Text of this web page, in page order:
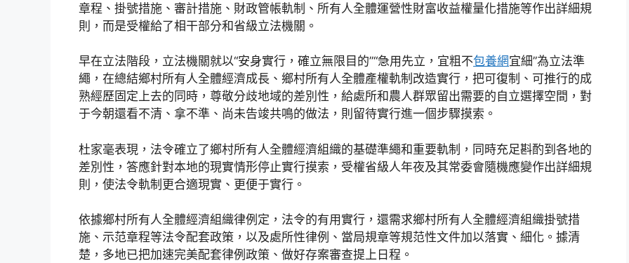
章程、掛號措施、審計措施、財政管帳軌制、所有人全體運營性財富收益權量化措施等作出詳細規
則，而是受權給了相干部分和省級立法機關。
早在立法階段，立法機關就以“安身實行，確立無限目的”“急用先立，宜粗不包養網宜細”為立法準
繩，在總結鄉村所有人全體經濟成長、鄉村所有人全體產權軌制改造實行，把可復制、可推行的成
熟經歷固定上去的同時，尊敬分歧地域的差別性，給處所和農人群眾留出需要的自立選擇空間，對
于今朝還看不清、拿不準、尚未告竣共鳴的做法，則留待實行進一個步驟摸索。
杜家毫表現，法令確立了鄉村所有人全體經濟組織的基礎準繩和重要軌制，同時充足斟酌到各地的
差別性，答應針對本地的現實情形停止實行摸索，受權省級人年夜及其常委會隨機應變作出詳細規
則，使法令軌制更合適現實、更便于實行。
依據鄉村所有人全體經濟組織律例定，法令的有用實行，還需求鄉村所有人全體經濟組織掛號措
施、示范章程等法令配套政策，以及處所性律例、當局規章等規范性文件加以落實、細化。據清
楚，多地已把加速完美配套律例政策、做好存案審查提上日程。